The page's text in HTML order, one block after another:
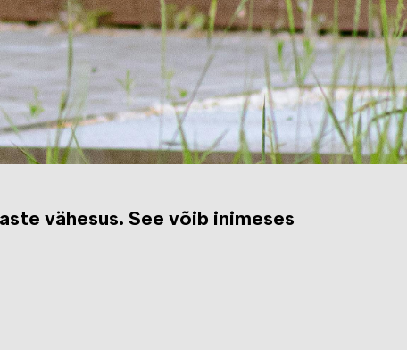
vähesus. See võib inimeses